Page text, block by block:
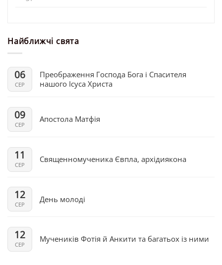
Найближчі свята
06
СЕР
Преображення Господа Бога і Спасителя
нашого Ісуса Христа
09
СЕР
Апостола Матфія
11
СЕР
Священномученика Євпла, архідиякона
12
СЕР
День молоді
12
СЕР
Мучеників Фотія й Анкити та багатьох із ними